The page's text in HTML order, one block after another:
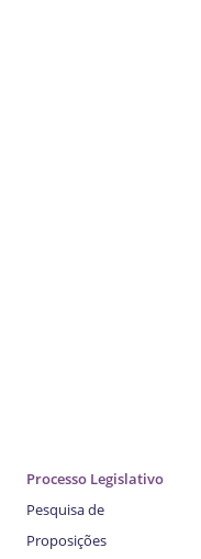
Processo Legislativo
Pesquisa de
Proposições